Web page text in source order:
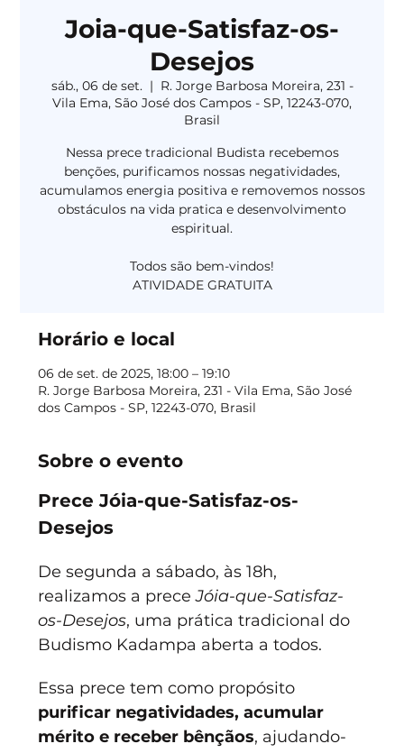
Joia-que-Satisfaz-os-
Desejos
sáb., 06 de set.
  |
R. Jorge Barbosa Moreira, 231 -
Vila Ema, São José dos Campos - SP, 12243-070,
Brasil
Nessa prece tradicional Budista recebemos
benções, purificamos nossas negatividades,
acumulamos energia positiva e removemos nossos
obstáculos na vida pratica e desenvolvimento
espiritual.
Todos são bem-vindos!
ATIVIDADE GRATUITA
Horário e local
06 de set. de 2025, 18:00 – 19:10
R. Jorge Barbosa Moreira, 231 - Vila Ema, São José
dos Campos - SP, 12243-070, Brasil
Sobre o evento
Prece Jóia-que-Satisfaz-os-
Desejos
De segunda a sábado, às 18h,
realizamos a prece Jóia-que-Satisfaz-
os-Desejos, uma prática tradicional do
Budismo Kadampa aberta a todos.
Essa prece tem como propósito
purificar negatividades, acumular
mérito e receber bênçãos, ajudando-